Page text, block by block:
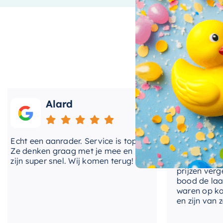
Eenvoudige installatie en
Als afbouwdeel voor een inbouwthermostaat is dit
maakt het een ideale keuze voor zowel doe-het-
Bovendien is het onderhoud minimaal, zodat u
uw badkamer in plaats van aan het onderhouden
Als u op zoek bent naar zowel stijl als functionaliteit
inbouwthermostaat een uitstekende keuze. Met zijn
het een waardevolle aanvulling op elke badkamer.
Alard
een aanrader. Service is top!
denken graag met je mee en
super snel. Wij komen terug!
Roos
Onlangs heb ik
kranen van
BadenVloer. Ik
prijzen
bood de
waren op
en zijn van